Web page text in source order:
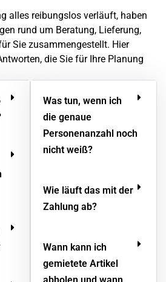
alles reibungslos verläuft, haben
rund um Beratung, Lieferung,
Sie zusammengestellt. Hier
die Sie für Ihre Planung
Was tun, wenn ich
die genaue
Personenanzahl noch
nicht weiß?
Wie läuft das mit der
Zahlung ab?
Wann kann ich
gemietete Artikel